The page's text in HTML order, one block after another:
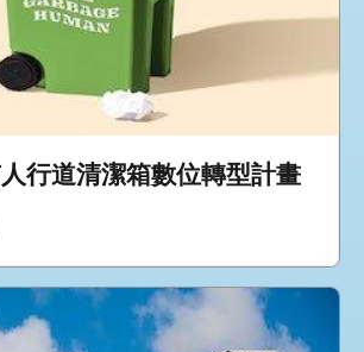
行道清潔箱數位轉型計畫